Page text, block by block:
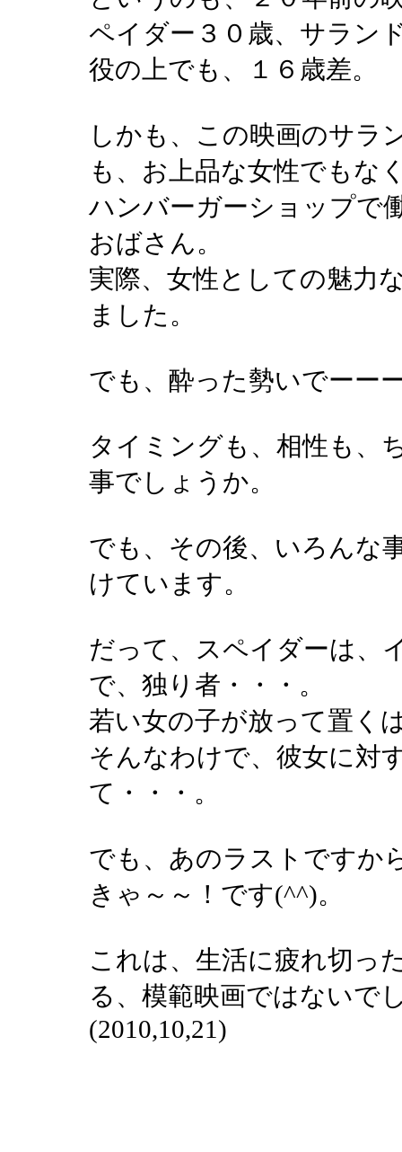
ペイダー３０歳、サラン
役の上でも、１６歳差。
しかも、この映画のサラ
も、お上品な女性でもな
ハンバーガーショップで
おばさん。
実際、女性としての魅力
ました。
でも、酔った勢いでーー
タイミングも、相性も、
事でしょうか。
でも、その後、いろんな
けています。
だって、スペイダーは、
で、独り者・・・。
若い女の子が放って置く
そんなわけで、彼女に対
て・・・。
でも、あのラストですか
きゃ～～！です(^^)。
これは、生活に疲れ切っ
る、模範映画ではないで
(2010,10,21)